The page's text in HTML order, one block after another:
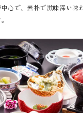
心で、素朴で滋味深い味